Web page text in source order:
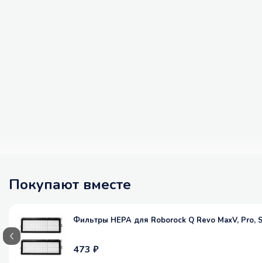
Покупают вместе
Фильтры HEPA для Roborock Q Revo MaxV, Pro,
473 ₽